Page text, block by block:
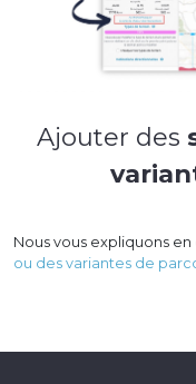
Ajouter des
Nous vous expliquons en
ou des variantes de